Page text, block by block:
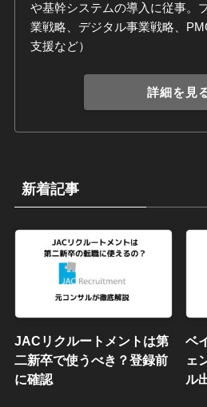
や基幹システムの導入に従事。
業戦略、デジタル事業戦略、
支援など）
詳細を見
新着記事
JACリクルートメントは第
二新卒で使うべき？登録前
に確認
ベ
ェ
ル